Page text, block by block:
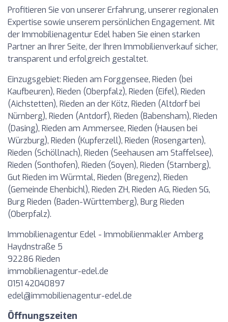
Profitieren Sie von unserer Erfahrung, unserer regionalen
Expertise sowie unserem persönlichen Engagement. Mit
der Immobilienagentur Edel haben Sie einen starken
Partner an Ihrer Seite, der Ihren Immobilienverkauf sicher,
transparent und erfolgreich gestaltet.
Einzugsgebiet: Rieden am Forggensee, Rieden (bei
Kaufbeuren), Rieden (Oberpfalz), Rieden (Eifel), Rieden
(Aichstetten), Rieden an der Kötz, Rieden (Altdorf bei
Nürnberg), Rieden (Antdorf), Rieden (Babensham), Rieden
(Dasing), Rieden am Ammersee, Rieden (Hausen bei
Würzburg), Rieden (Kupferzell), Rieden (Rosengarten),
Rieden (Schöllnach), Rieden (Seehausen am Staffelsee),
Rieden (Sonthofen), Rieden (Soyen), Rieden (Starnberg),
Gut Rieden im Würmtal, Rieden (Bregenz), Rieden
(Gemeinde Ehenbichl), Rieden ZH, Rieden AG, Rieden SG,
Burg Rieden (Baden-Württemberg), Burg Rieden
(Oberpfalz).
Immobilienagentur Edel - Immobilienmakler Amberg
Haydnstraße 5
92286 Rieden
immobilienagentur-edel.de
0151 42040897
edel@immobilienagentur-edel.de
Öffnungszeiten